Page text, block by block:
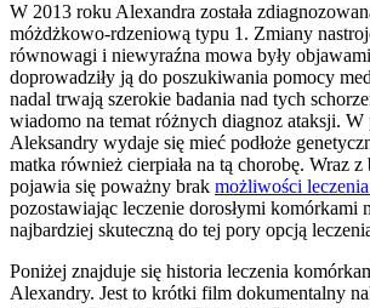
W 2013 roku Alexandra została
móżdżkowo-rdzeniową typu 1. Zmiany
równowagi i niewyraźna mowa były
doprowadziły ją do poszukiwania pomocy
nadal trwają szerokie badania nad tych
wiadomo na temat różnych diagnoz ataksji. W
Aleksandry wydaje się mieć podłoże
matka również cierpiała na tą chorobę. Wraz
pojawia się poważny brak możliwości
pozostawiając leczenie dorosłymi komórkami
najbardziej skuteczną do tej pory opcją
Poniżej znajduje się historia leczenia
Alexandry. Jest to krótki film dokumentalny